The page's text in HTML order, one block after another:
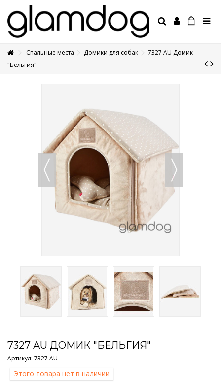
+7 495 1250410
Спальные места Домики для собак
7327 AU Домик
"Бельгия"
7327 AU ДОМИК "БЕЛЬГИЯ"
Артикул: 7327 AU
Этого товара нет в наличии